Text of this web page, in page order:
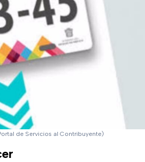
de Servicios al Contribuyente)